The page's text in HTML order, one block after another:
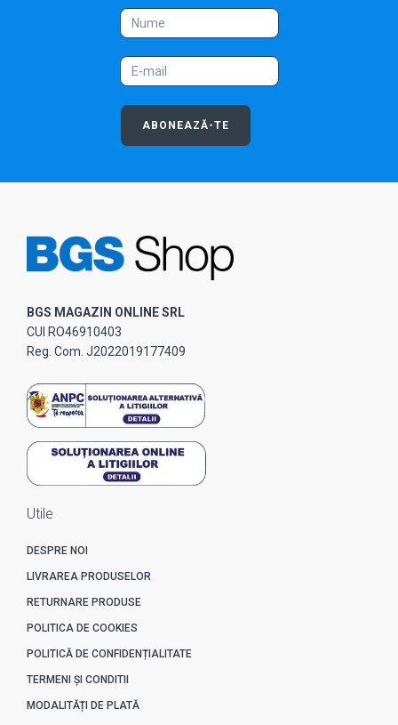
ABONEAZĂ-TE
BGS MAGAZIN ONLINE SRL
CUI RO46910403
Reg. Com. J2022019177409
Utile
DESPRE NOI
LIVRAREA PRODUSELOR
RETURNARE PRODUSE
POLITICA DE COOKIES
POLITICĂ DE CONFIDENȚIALITATE
TERMENI ȘI CONDITII
MODALITĂȚI DE PLATĂ